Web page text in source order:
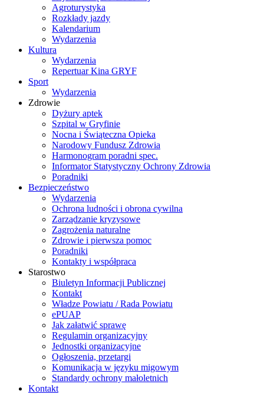
Agroturystyka
Rozkłady jazdy
Kalendarium
Wydarzenia
Kultura
Wydarzenia
Repertuar Kina GRYF
Sport
Wydarzenia
Zdrowie
Dyżury aptek
Szpital w Gryfinie
Nocna i Świąteczna Opieka
Narodowy Fundusz Zdrowia
Harmonogram poradni spec.
Informator Statystyczny Ochrony Zdrowia
Poradniki
Bezpieczeństwo
Wydarzenia
Ochrona ludności i obrona cywilna
Zarządzanie kryzysowe
Zagrożenia naturalne
Zdrowie i pierwsza pomoc
Poradniki
Kontakty i współpraca
Starostwo
Biuletyn Informacji Publicznej
Kontakt
Władze Powiatu / Rada Powiatu
ePUAP
Jak załatwić sprawę
Regulamin organizacyjny
Jednostki organizacyjne
Ogłoszenia, przetargi
Komunikacja w języku migowym
Standardy ochrony małoletnich
Kontakt